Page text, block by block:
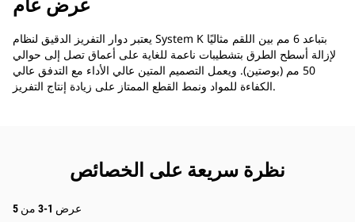
عرض عام
يعتبر دوار التفريز الدقيق لنظام System K بتباعد 6 مم بين اللقم مثاليًا
لإزالة أسطح الطرق بتشطيبات ناعمة للغاية على أعماق تصل إلى حوالي
50 مم (بوصتين). ويعمل التصميم المتين عالي الأداء مع التدفق عالي
الكفاءة للمواد ونمط القطع الممتاز على زيادة إنتاج التفريز.
نظرة سريعة على الخصائص
عرض 1-3 من 5